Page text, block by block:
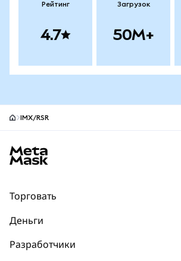
Рейтинг
4.7
Загрузок
50M+
IMX/RSR
Торговать
Прогнозы
Деньги
Разработчики